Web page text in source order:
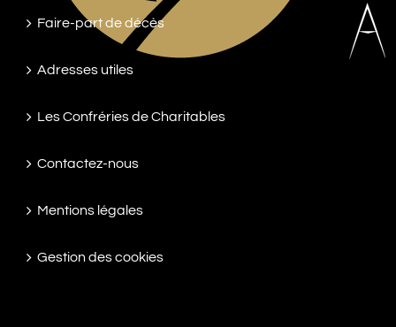
Faire-part de décès
Adresses utiles
Les Confréries de Charitables
Contactez-nous
Mentions légales
Gestion des cookies